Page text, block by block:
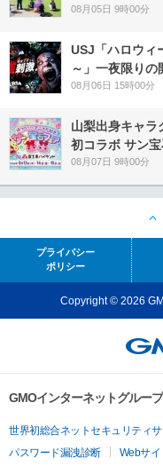
08月05日 9時00分
USJ「ハロウィ
～」一夜限りの
08月06日 15時00分
山梨出身キャラ
初コラボ サン
08月07日 9時00分
プライバシー
ポリシー
Copyright © 2026
GMOインターネットグルー
世界初総合ネットセキュリティ
パスワード漏洩診断
Webサ